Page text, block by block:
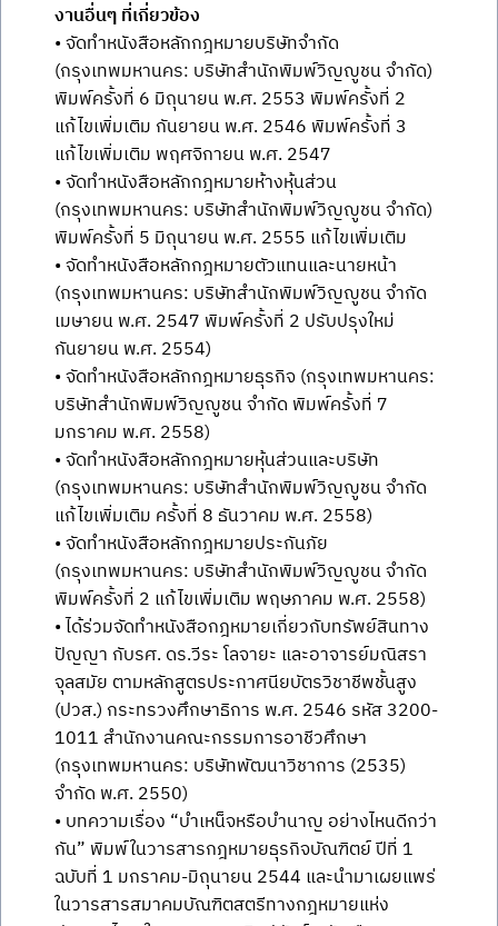
งานอื่นๆ ที่เกี่ยวข้อง
• จัดทำหนังสือหลักกฎหมายบริษัทจำกัด
(กรุงเทพมหานคร: บริษัทสำนักพิมพ์วิญญูชน จำกัด)
พิมพ์ครั้งที่ 6 มิถุนายน พ.ศ. 2553 พิมพ์ครั้งที่ 2
แก้ไขเพิ่มเติม กันยายน พ.ศ. 2546 พิมพ์ครั้งที่ 3
แก้ไขเพิ่มเติม พฤศจิกายน พ.ศ. 2547
• จัดทำหนังสือหลักกฎหมายห้างหุ้นส่วน
(กรุงเทพมหานคร: บริษัทสำนักพิมพ์วิญญูชน จำกัด)
พิมพ์ครั้งที่ 5 มิถุนายน พ.ศ. 2555 แก้ไขเพิ่มเติม
• จัดทำหนังสือหลักกฎหมายตัวแทนและนายหน้า
(กรุงเทพมหานคร: บริษัทสำนักพิมพ์วิญญูชน จำกัด
เมษายน พ.ศ. 2547 พิมพ์ครั้งที่ 2 ปรับปรุงใหม่
กันยายน พ.ศ. 2554)
• จัดทำหนังสือหลักกฎหมายธุรกิจ (กรุงเทพมหานคร:
บริษัทสำนักพิมพ์วิญญูชน จำกัด พิมพ์ครั้งที่ 7
มกราคม พ.ศ. 2558)
• จัดทำหนังสือหลักกฎหมายหุ้นส่วนและบริษัท
(กรุงเทพมหานคร: บริษัทสำนักพิมพ์วิญญูชน จำกัด
แก้ไขเพิ่มเติม ครั้งที่ 8 ธันวาคม พ.ศ. 2558)
• จัดทำหนังสือหลักกฎหมายประกันภัย
(กรุงเทพมหานคร: บริษัทสำนักพิมพ์วิญญูชน จำกัด
พิมพ์ครั้งที่ 2 แก้ไขเพิ่มเติม พฤษภาคม พ.ศ. 2558)
• ได้ร่วมจัดทำหนังสือกฎหมายเกี่ยวกับทรัพย์สินทาง
ปัญญา กับรศ. ดร.วีระ โลจายะ และอาจารย์มณิสรา
จุลสมัย ตามหลักสูตรประกาศนียบัตรวิชาชีพชั้นสูง
(ปวส.) กระทรวงศึกษาธิการ พ.ศ. 2546 รหัส 3200-
1011 สำนักงานคณะกรรมการอาชีวศึกษา
(กรุงเทพมหานคร: บริษัทพัฒนาวิชาการ (2535)
จำกัด พ.ศ. 2550)
• บทความเรื่อง “บำเหน็จหรือบำนาญ อย่างไหนดีกว่า
กัน” พิมพ์ในวารสารกฎหมายธุรกิจบัณฑิตย์ ปีที่ 1
ฉบับที่ 1 มกราคม-มิถุนายน 2544 และนำมาเผยแพร่
ในวารสารสมาคมบัณฑิตสตรีทางกฎหมายแห่ง